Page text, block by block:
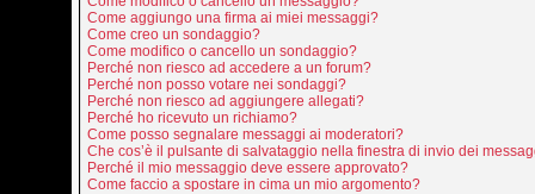
Come aggiungo una firma ai miei messaggi?
Come creo un sondaggio?
Come modifico o cancello un sondaggio?
Perché non riesco ad accedere a un forum?
Perché non posso votare nei sondaggi?
Perché non riesco ad aggiungere allegati?
Perché ho ricevuto un richiamo?
Come posso segnalare messaggi ai moderatori?
Che cos’è il pulsante di salvataggio nella finestra di invio dei
Perché il mio messaggio deve essere approvato?
Come faccio a spostare in cima un mio argomento?